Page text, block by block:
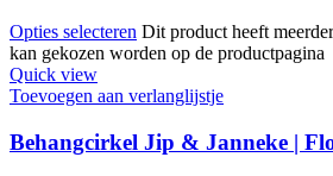
Opties selecteren Dit product heeft
kan gekozen worden op de productpagina
Quick view
Toevoegen aan verlanglijstje
Behangcirkel Jip & Janneke |